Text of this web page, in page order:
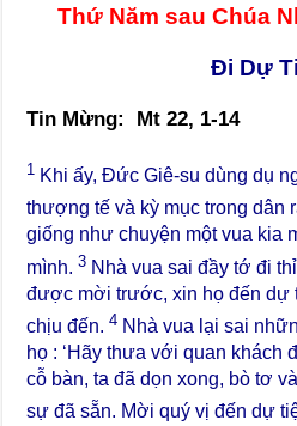
Thứ Năm sau Chúa
Đi Dự
Tin Mừng: Mt 22, 1-14
1 Khi ấy, Đức Giê-su dùng dụ
thượng tế và kỳ mục trong dân
giống như chuyện một vua kia
mình.3 Nhà vua sai đầy tớ đi
được mời trước, xin họ đến dự
chịu đến.4 Nhà vua lại sai
họ : ‘Hãy thưa với quan khách
cỗ bàn, ta đã dọn xong, bò tơ
sự đã sẵn. Mời quý vị đến dự